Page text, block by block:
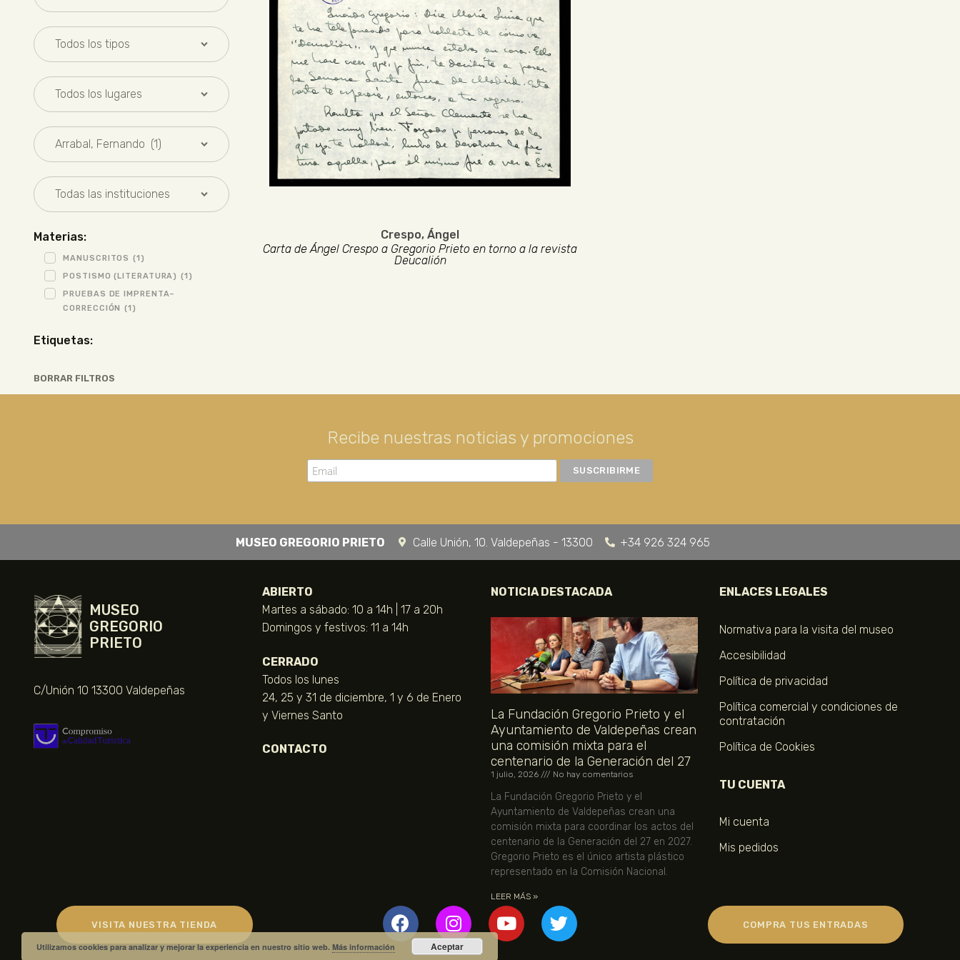
Materias:
MANUSCRITOS (1)
POSTISMO (LITERATURA) (1)
PRUEBAS DE IMPRENTA–
CORRECCIÓN (1)
Etiquetas:
BORRAR FILTROS
Crespo, Ángel
Carta de Ángel Crespo a Gregorio Prieto en torno a la revista
Deucalión
Recibe nuestras noticias y promociones
MUSEO GREGORIO PRIETO Calle Unión, 10. Valdepeñas - 13300 +34 926 324 965
MUSEO
GREGORIO
PRIETO
C/Unión 10 13300 Valdepeñas
ABIERTO
Martes a sábado: 10 a 14h | 17 a 20h
Domingos y festivos: 11 a 14h
CERRADO
Todos los lunes
24, 25 y 31 de diciembre, 1 y 6 de Enero
y Viernes Santo
CONTACTO
NOTICIA DESTACADA
La Fundación Gregorio Prieto y el
Ayuntamiento de Valdepeñas crean
una comisión mixta para el
centenario de la Generación del 27
1 julio, 2026 No hay comentarios
La Fundación Gregorio Prieto y el
Ayuntamiento de Valdepeñas crean una
comisión mixta para coordinar los actos del
centenario de la Generación del 27 en 2027.
Gregorio Prieto es el único artista plástico
representado en la Comisión Nacional.
LEER MÁS »
ENLACES LEGALES
Normativa para la visita del museo
Accesibilidad
Política de privacidad
Política comercial y condiciones de
contratación
Política de Cookies
TU CUENTA
Mi cuenta
Mis pedidos
VISITA NUESTRA TIENDA COMPRA TUS ENTRADAS
Utilizamos cookies para analizar y mejorar la experiencia en nuestro sitio web. Más información Aceptar